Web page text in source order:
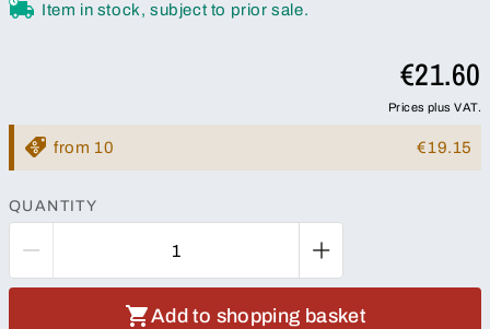
Item in stock, subject to prior sale.
€21.60
Prices plus VAT.
from 10 €19.15
QUANTITY
Add to shopping basket